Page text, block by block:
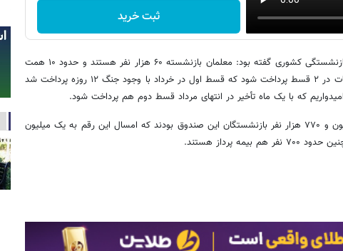
ثبت خرید
پیش از این مدیرعامل صندوق بازنشستگی کشوری گفته بود: معلمان بازنشسته ۶۰ هزار نفر هستند و حدود ۱۰ همت
معوقات دارند. قرار بود این معوقات در ۲ قسط پرداخت شود که قسط اول در خرداد با وجود جنگ ۱۲ روزه پرداخت شد
که با یک ماه تأخیر در انتهای مرداد قسط دوم هم پرداخت شود.
تا پایان سال ۱۴۰۳ حدود یک میلیون و ۷۷۰ هزار نفر بازنشستگان این صندوق بودند که امسال این رقم به یک میلیون